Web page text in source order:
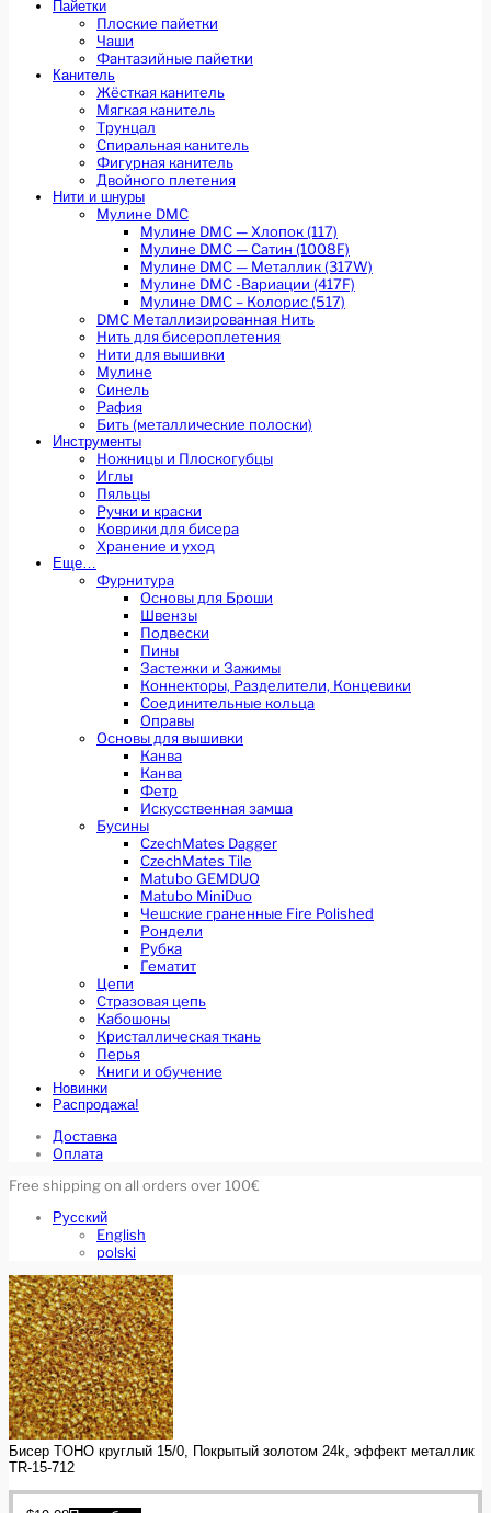
Пайетки
Плоские пайетки
Чаши
Фантазийные пайетки
Канитель
Жёсткая канитель
Мягкая канитель
Трунцал
Спиральная канитель
Фигурная канитель
Двойного плетения
Нити и шнуры
Мулине DMC
Мулине DMC — Хлопок (117)
Мулине DMC — Сатин (1008F)
Мулине DMC — Металлик (317W)
Мулине DMC -Вариации (417F)
Мулине DMC – Колорис (517)
DMC Металлизированная Нить
Нить для бисероплетения
Нити для вышивки
Мулине
Синель
Рафия
Бить (металлические полоски)
Инструменты
Ножницы и Плоскогубцы
Иглы
Пяльцы
Ручки и краски
Коврики для бисера
Хранение и уход
Еще…
Фурнитура
Основы для Броши
Швензы
Подвески
Пины
Застежки и Зажимы
Коннекторы, Разделители, Концевики
Соединительные кольца
Оправы
Основы для вышивки
Канва
Канва
Фетр
Искусственная замша
Бусины
CzechMates Dagger
CzechMates Tile
Matubo GEMDUO
Matubo MiniDuo
Чешские граненные Fire Polished
Рондели
Рубка
Гематит
Цепи
Стразовая цепь
Кабошоны
Кристаллическая ткань
Перья
Книги и обучение
Новинки
Распродажа!
Доставка
Оплата
Free shipping on all orders over 100€
Русский
English
polski
Бисер TOHO круглый 15/0, Покрытый золотом 24k, эффект металлик
TR-15-712